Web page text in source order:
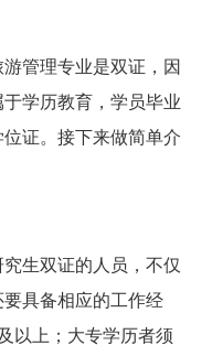
管理专业是双证，因
学历教育，学员毕业
证。接下来做简单介
生双证的人员，不仅
具备相应的工作经
以上；大专学历者须